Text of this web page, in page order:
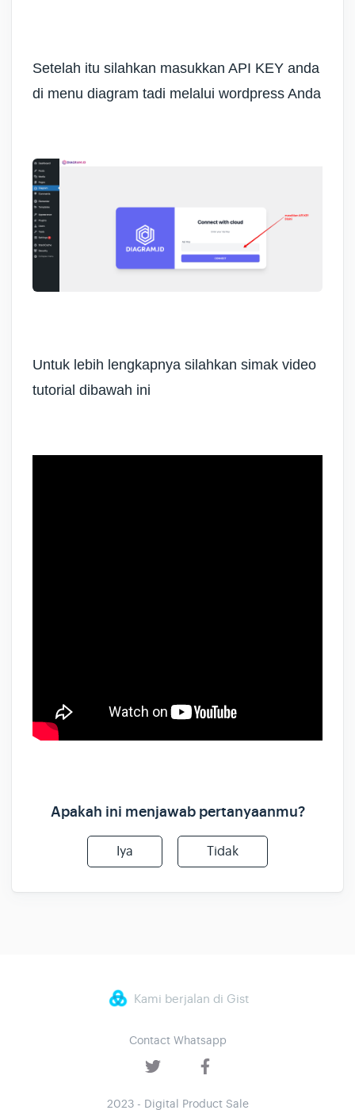
Setelah itu silahkan masukkan API KEY anda
di menu diagram tadi melalui wordpress Anda
Untuk lebih lengkapnya silahkan simak video
tutorial dibawah ini
Apakah ini menjawab pertanyaanmu?
Iya Tidak
Kami berjalan di Gist
Contact Whatsapp
2023 - Digital Product Sale